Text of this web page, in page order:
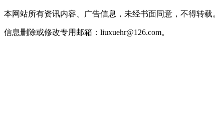
本网站所有资讯内容、广告信息，未经书面同意，不得转载。
信息删除或修改专用邮箱：liuxuehr@126.com。